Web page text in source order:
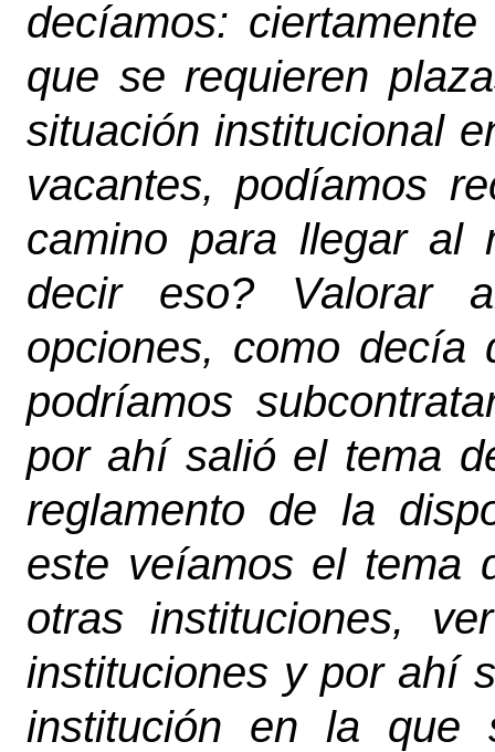
decíamos:
que se requieren
situación institucional
vacantes, podíamos
camino para llegar al
decir eso? Valorar
opciones, como decía
podríamos
por ahí salió el tema
reglamento de la
este veíamos el tema
otras instituciones,
instituciones y por ahí
institución en la que